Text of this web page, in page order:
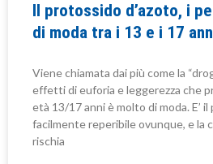
Il protossido d’azoto, i
di moda tra i 13 e i 17
Viene chiamata dai più come la
effetti di euforia e leggerezza che
età 13/17 anni è molto di moda. E’
facilmente reperibile ovunque, e la
rischia